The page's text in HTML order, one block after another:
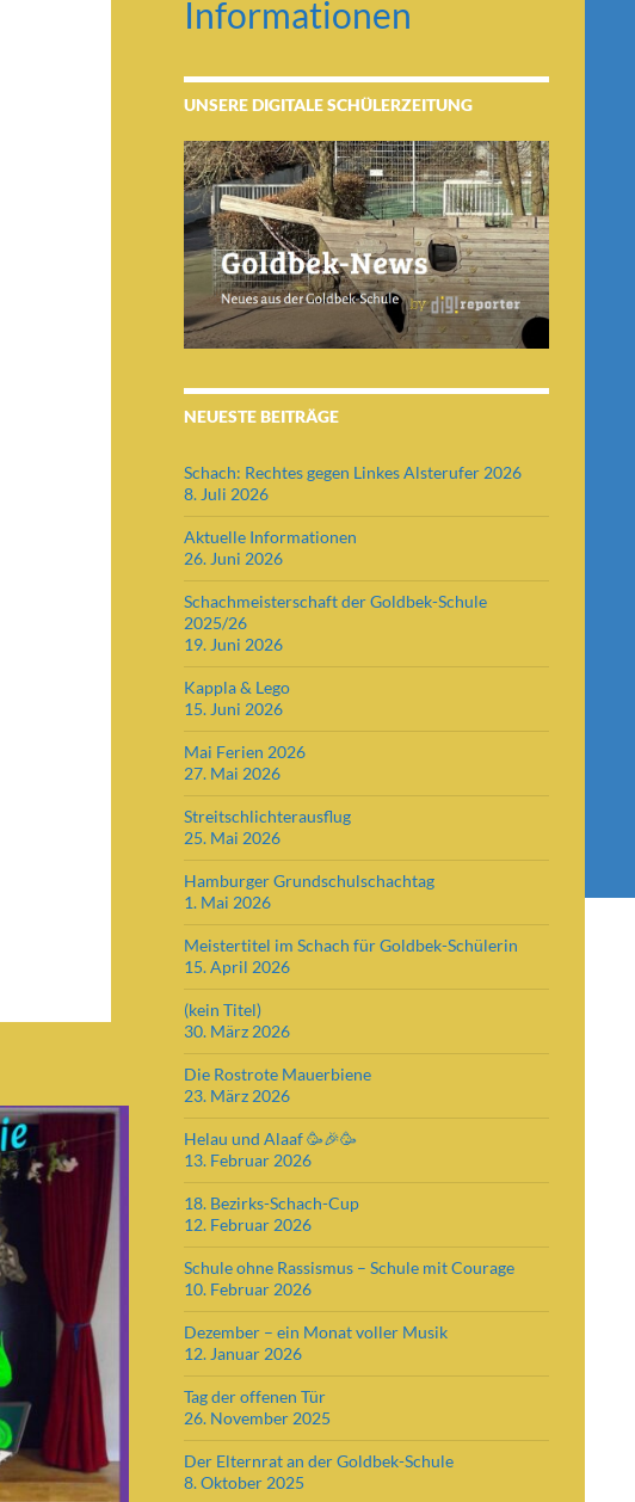
Informationen
UNSERE DIGITALE SCHÜLERZEITUNG
NEUESTE BEITRÄGE
Schach: Rechtes gegen Linkes Alsterufer 2026
8. Juli 2026
Aktuelle Informationen
26. Juni 2026
Schachmeisterschaft der Goldbek-Schule
2025/26
19. Juni 2026
Kappla & Lego
15. Juni 2026
Mai Ferien 2026
27. Mai 2026
Streitschlichterausflug
25. Mai 2026
Hamburger Grundschulschachtag
1. Mai 2026
Meistertitel im Schach für Goldbek-Schülerin
15. April 2026
(kein Titel)
30. März 2026
Die Rostrote Mauerbiene
23. März 2026
Helau und Alaaf 🥳🎉🥳
13. Februar 2026
18. Bezirks-Schach-Cup
12. Februar 2026
Schule ohne Rassismus – Schule mit Courage
10. Februar 2026
Dezember – ein Monat voller Musik
12. Januar 2026
Tag der offenen Tür
26. November 2025
Der Elternrat an der Goldbek-Schule
8. Oktober 2025